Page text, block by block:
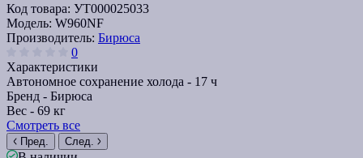
Код товара: УТ000025033
Модель: W960NF
Производитель: Бирюса
0
Характеристики
Автономное сохранение холода - 17 ч
Бренд - Бирюса
Вес - 69 кг
Смотреть все
Пред. След.